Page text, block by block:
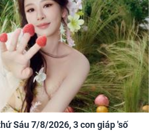
Sáu 7/8/2026, 3 con giáp 'số